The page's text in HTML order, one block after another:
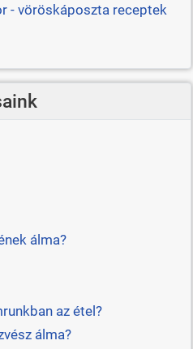
- vöröskáposzta receptek
álma?
az étel?
álma?